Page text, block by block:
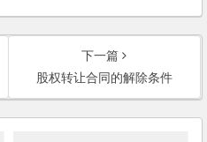
下一篇
股权转让合同的解除条件